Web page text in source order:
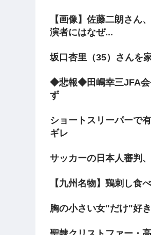
【画像】佐藤二朗さん
演者にはなぜ...
坂口杏里（35）さんを
◆悲報◆田嶋幸三JFA会
ず
ショートスリーパーで
ギレ
サッカーの日本人審判
【九州名物】鶏刺し食
胸の小さい女"だけ"好